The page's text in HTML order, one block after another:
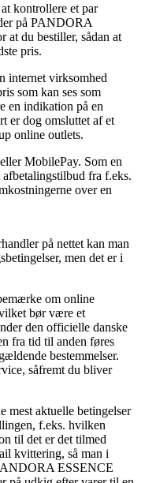
kontrollere et par
på PANDORA
du bestiller, sådan at
pris.
internet virksomhed
som kan ses som
en indikation på en
er dog omsluttet af et
online outlets.
MobilePay. Som en
fra f.eks.
over en
på nettet kan man
men det er i
om online
bør være et
den officielle danske
fra tid til anden føres
bestemmelser.
såfremt du bliver
mest aktuelle betingelser
f.eks. hvilken
til det er det tilmed
kvittering, så man i
ESSENCE